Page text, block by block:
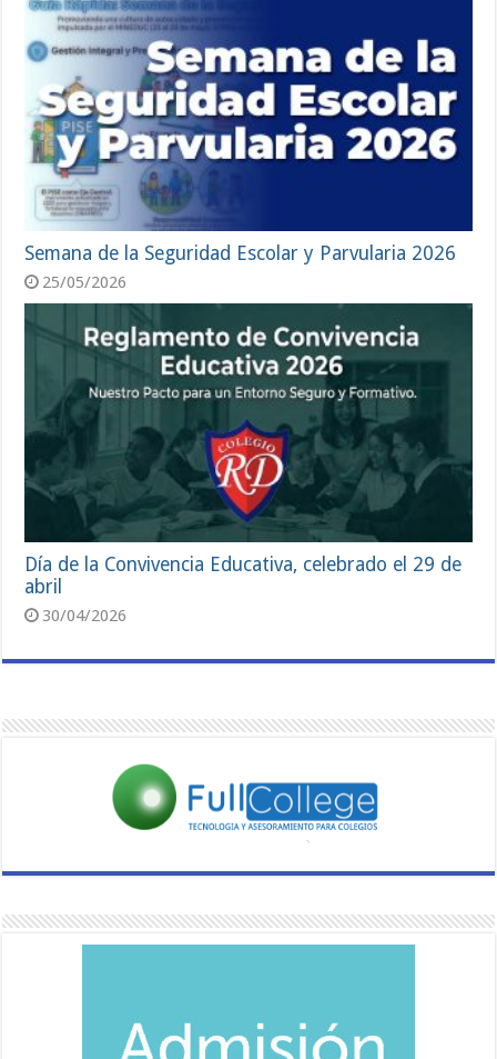
Semana de la Seguridad Escolar y Parvularia 2026
25/05/2026
Día de la Convivencia Educativa, celebrado el 29 de
abril
30/04/2026